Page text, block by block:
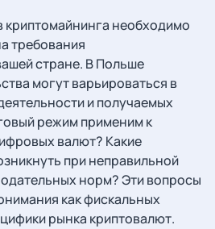
криптомайнинга необходимо
требования
стране. В Польше
могут варьироваться в
и получаемых
режим применим к
валют? Какие
при неправильной
норм? Эти вопросы
как фискальных
рынка криптовалют.